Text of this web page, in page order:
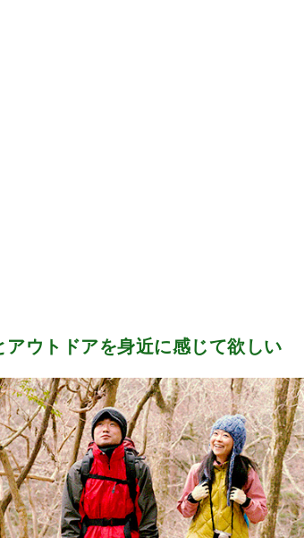
アウトドアを身近に感じて欲しい